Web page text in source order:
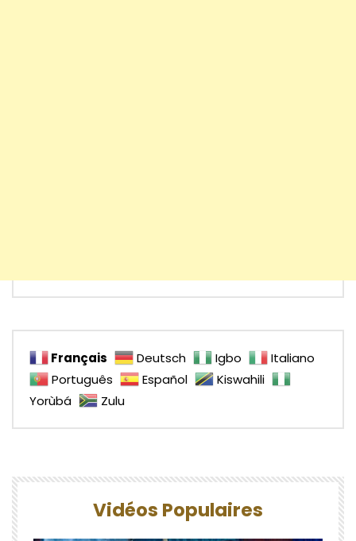
Français Deutsch Igbo
Italiano
Português
Español
Kiswahili
Yorùbá
Zulu
Vidéos Populaires